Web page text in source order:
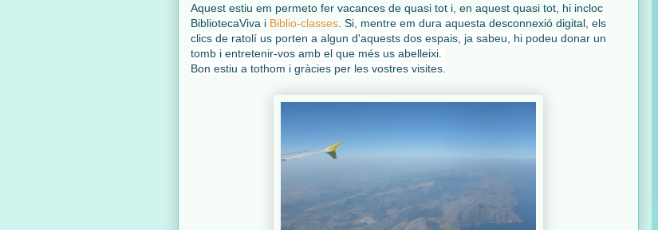
Aquest estiu em permeto fer vacances de quasi tot i, en aquest quasi tot, hi incloc
BibliotecaViva i Biblio-classes . Si, mentre em dura aquesta desconnexió digital els
clics de ratolí us porten a algun d'aquests dos espais, ja sabeu, hi podeu donar un
tomb i entretenir-vos amb el que més us abelleixi.
Bon estiu a tothom i gràcies per les vostres visites.